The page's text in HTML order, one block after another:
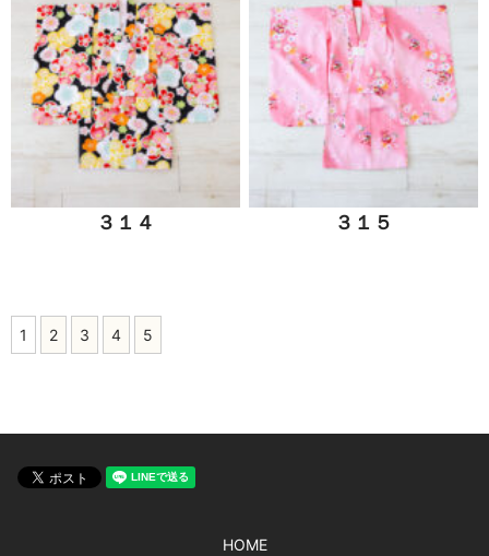
３１４ ３１５
1 2 3 4 5
HOME